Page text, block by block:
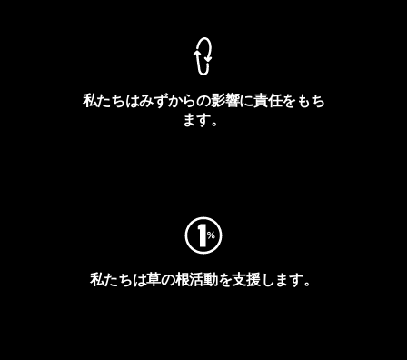
私たちはみずからの影響に責任をもち
ます。
私たちは草の根活動を支援します。